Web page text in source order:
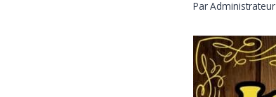
ParAdministrateur